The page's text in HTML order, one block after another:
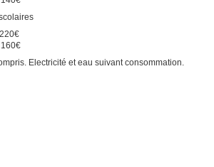
Electricité et eau suivant consommation.